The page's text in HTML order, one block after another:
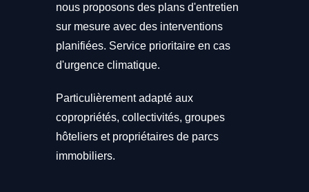
nous proposons des plans d'entretien
sur mesure avec des interventions
planifiées. Service prioritaire en cas
d'urgence climatique.
Particulièrement adapté aux
copropriétés, collectivités, groupes
hôteliers et propriétaires de parcs
immobiliers.